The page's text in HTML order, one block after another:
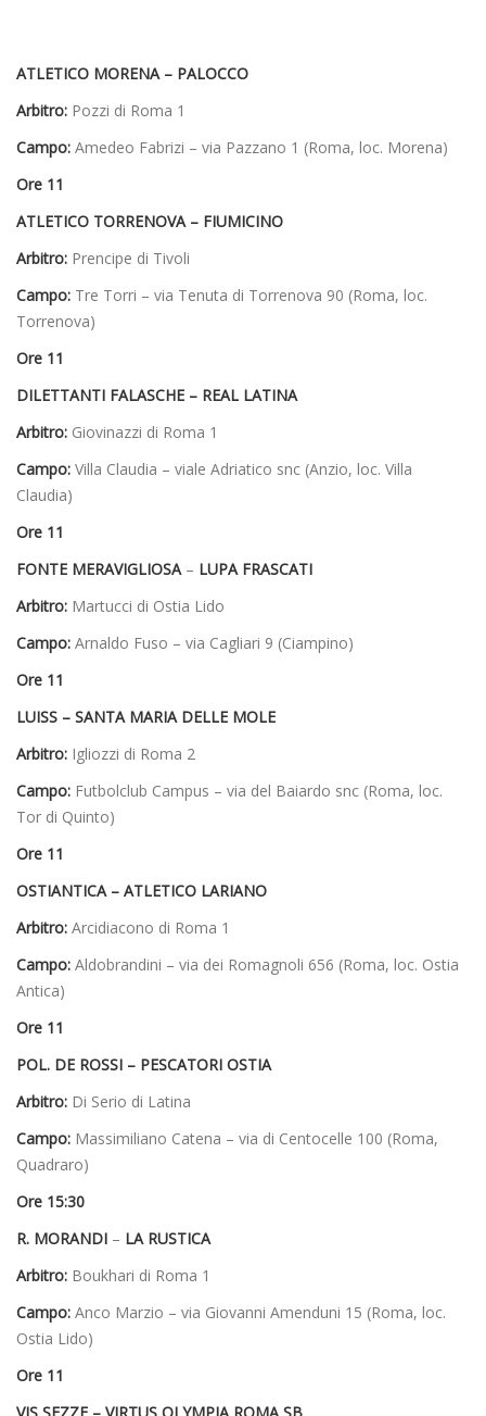
ATLETICO MORENA – PALOCCO
Arbitro: Pozzi di Roma 1
Campo: Amedeo Fabrizi – via Pazzano 1 (Roma, loc. Morena)
Ore 11
ATLETICO TORRENOVA – FIUMICINO
Arbitro: Prencipe di Tivoli
Campo: Tre Torri – via Tenuta di Torrenova 90 (Roma, loc.
Torrenova)
Ore 11
DILETTANTI FALASCHE – REAL LATINA
Arbitro: Giovinazzi di Roma 1
Campo: Villa Claudia – viale Adriatico snc (Anzio, loc. Villa
Claudia)
Ore 11
FONTE MERAVIGLIOSA– LUPA FRASCATI
Arbitro: Martucci di Ostia Lido
Campo: Arnaldo Fuso – via Cagliari 9 (Ciampino)
Ore 11
LUISS – SANTA MARIA DELLE MOLE
Arbitro: Igliozzi di Roma 2
Campo: Futbolclub Campus – via del Baiardo snc (Roma, loc.
Tor di Quinto)
Ore 11
OSTIANTICA – ATLETICO LARIANO
Arbitro: Arcidiacono di Roma 1
Campo: Aldobrandini – via dei Romagnoli 656 (Roma, loc. Ostia
Antica)
Ore 11
POL. DE ROSSI – PESCATORI OSTIA
Arbitro: Di Serio di Latina
Campo: Massimiliano Catena – via di Centocelle 100 (Roma,
Quadraro)
Ore 15:30
R. MORANDI – LA RUSTICA
Arbitro: Boukhari di Roma 1
Campo: Anco Marzio – via Giovanni Amenduni 15 (Roma, loc.
Ostia Lido)
Ore 11